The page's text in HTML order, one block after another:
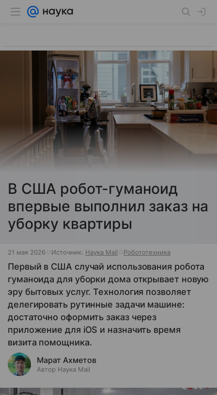
В США робот-гуманоид
впервые выполнил заказ на
уборку квартиры
21 мая 2026 Источник: Наука Mail Робототехника
Первый в США случай использования робота
гуманоида для уборки дома открывает новую
эру бытовых услуг. Технология позволяет
делегировать рутинные задачи машине:
достаточно оформить заказ через
приложение для iOS и назначить время
визита помощника.
Марат Ахметов
Автор Наука Mail